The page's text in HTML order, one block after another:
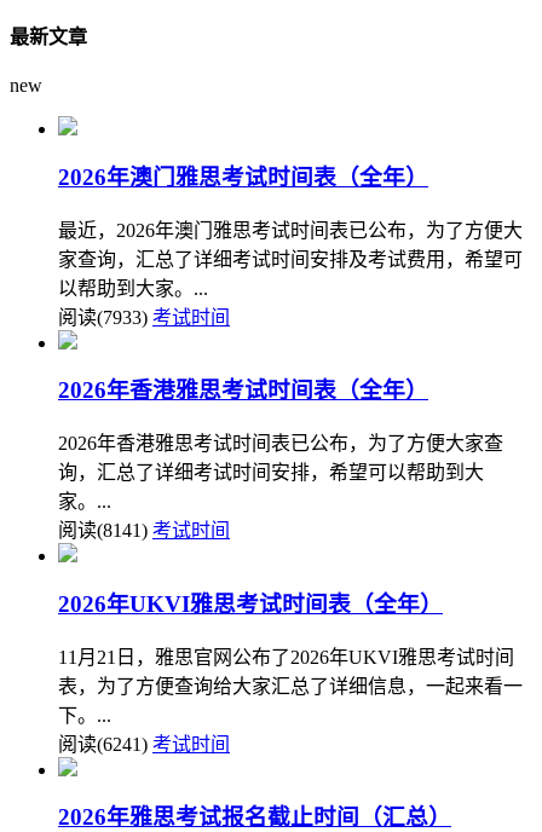
最新文章
new
2026年澳门雅思考试时间表（全年）
最近，2026年澳门雅思考试时间表已公布，为了方便大
家查询，汇总了详细考试时间安排及考试费用，希望可
以帮助到大家。...
阅读(7933) 考试时间
2026年香港雅思考试时间表（全年）
2026年香港雅思考试时间表已公布，为了方便大家查
询，汇总了详细考试时间安排，希望可以帮助到大
家。...
阅读(8141) 考试时间
2026年UKVI雅思考试时间表（全年）
11月21日，雅思官网公布了2026年UKVI雅思考试时间
表，为了方便查询给大家汇总了详细信息，一起来看一
下。...
阅读(6241) 考试时间
2026年雅思考试报名截止时间（汇总）